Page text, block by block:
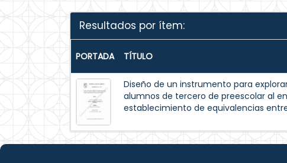
Resultados por ítem:
PORTADA TÍTULO
Diseño de un instrumento para
alumnos de tercero de preescolar al
establecimiento de equivalencias